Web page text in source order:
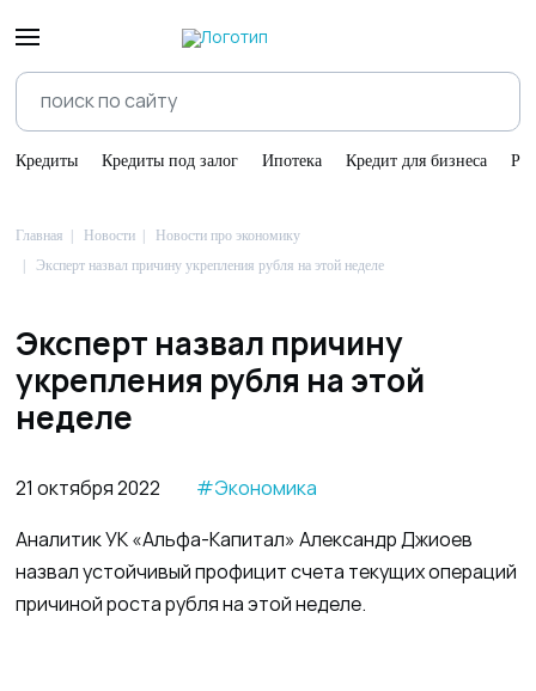
Кредиты Кредиты под залог Ипотека Кредит для бизнеса
Главная Новости
Новости про экономику
Эксперт назвал причину укрепления рубля на этой неделе
Эксперт назвал причину
укрепления рубля на этой
неделе
21 октября 2022 #Экономика
Аналитик УК «Альфа-Капитал» Александр Джиоев
назвал устойчивый профицит счета текущих операций
причиной роста рубля на этой неделе.